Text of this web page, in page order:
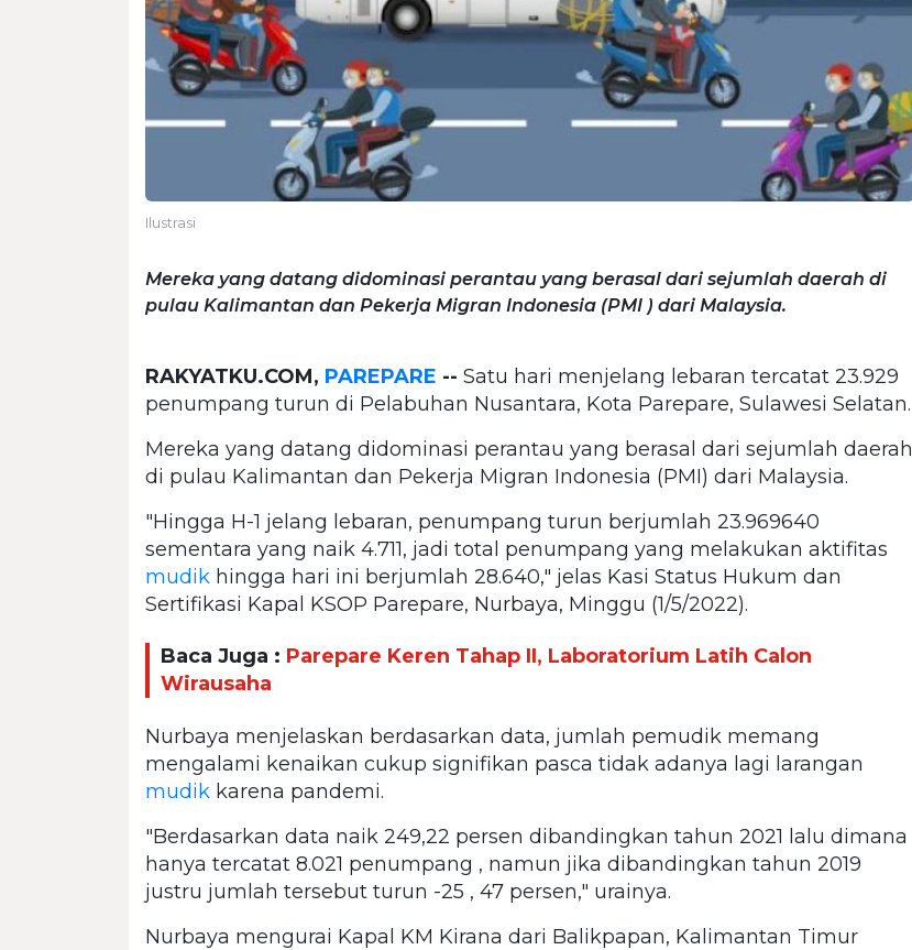
Ilustrasi
Mereka yang datang didominasi perantau yang berasal dari sejumlah daerah di
pulau Kalimantan dan Pekerja Migran Indonesia (PMI ) dari Malaysia.
RAKYATKU.COM, PAREPARE -- Satu hari menjelang lebaran tercatat 23.929
penumpang turun di Pelabuhan Nusantara, Kota Parepare, Sulawesi Selatan.
Mereka yang datang didominasi perantau yang berasal dari sejumlah daerah
di pulau Kalimantan dan Pekerja Migran Indonesia (PMI) dari Malaysia.
"Hingga H-1 jelang lebaran, penumpang turun berjumlah 23.969640
sementara yang naik 4.711, jadi total penumpang yang melakukan aktifitas
mudik hingga hari ini berjumlah 28.640," jelas Kasi Status Hukum dan
Sertifikasi Kapal KSOP Parepare, Nurbaya, Minggu (1/5/2022).
Baca Juga : Parepare Keren Tahap II, Laboratorium Latih Calon
Wirausaha
Nurbaya menjelaskan berdasarkan data, jumlah pemudik memang
mengalami kenaikan cukup signifikan pasca tidak adanya lagi larangan
mudik karena pandemi.
"Berdasarkan data naik 249,22 persen dibandingkan tahun 2021 lalu dimana
hanya tercatat 8.021 penumpang , namun jika dibandingkan tahun 2019
justru jumlah tersebut turun -25 , 47 persen," urainya.
Nurbaya mengurai Kapal KM Kirana dari Balikpapan, Kalimantan Timur